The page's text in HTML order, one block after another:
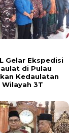
Gelar Ekspedisi
di Pulau
Kedaulatan
Wilayah 3T